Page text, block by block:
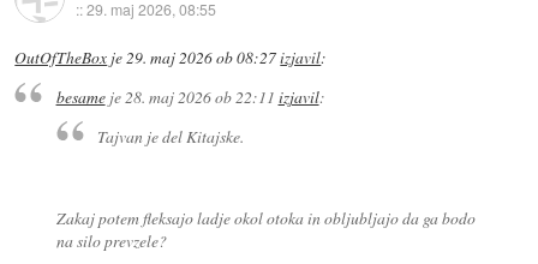
::29. maj 2026, 08:55
OutOfTheBox je29. maj 2026 ob 08:27izjavil:
besameje28. maj 2026 ob 22:11 izjavil:
Tajvan je del Kitajske.
Zakaj potem fleksajo ladje okol otoka in obljubljajo da ga bodo
na silo prevzele?